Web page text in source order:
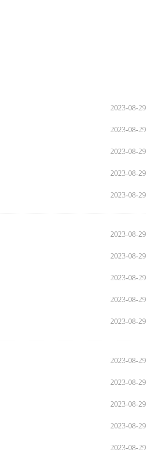
2023-08-29
2023-08-29
2023-08-29
2023-08-29
2023-08-29
2023-08-29
2023-08-29
2023-08-29
2023-08-29
2023-08-29
2023-08-29
2023-08-29
2023-08-29
2023-08-29
2023-08-29